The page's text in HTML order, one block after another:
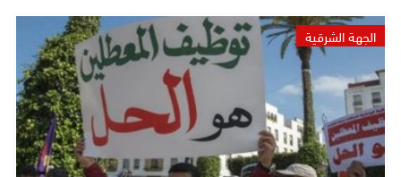
الجهة الشرقية